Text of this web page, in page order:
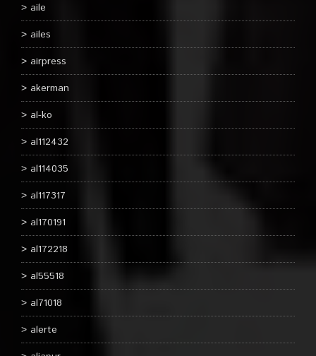
aile
ailes
airpress
akerman
al-ko
al112432
al114035
al117317
al170191
al172218
al55518
al71018
alerte